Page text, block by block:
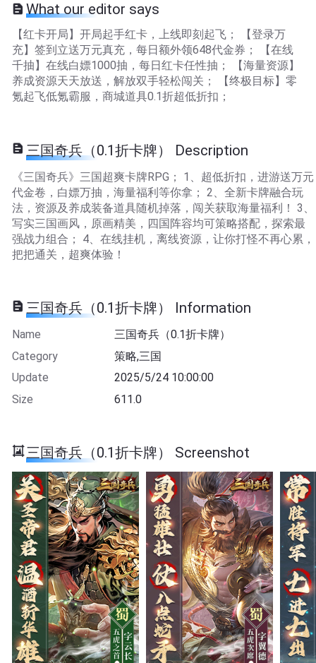
What our editor says
【红卡开局】开局起手红卡，上线即刻起飞； 【登录万
充】签到立送万元真充，每日额外领648代金券； 【在线
千抽】在线白嫖1000抽，每日红卡任性抽； 【海量资源】
养成资源天天放送，解放双手轻松闯关； 【终极目标】零
氪起飞低氪霸服，商城道具0.1折超低折扣；
三国奇兵（0.1折卡牌） Description
《三国奇兵》三国超爽卡牌RPG； 1、超低折扣，进游送万元
代金卷，白嫖万抽，海量福利等你拿； 2、全新卡牌融合玩
法，资源及养成装备道具随机掉落，闯关获取海量福利！ 3、
写实三国画风，原画精美，四国阵容均可策略搭配，探索最
强战力组合； 4、在线挂机，离线资源，让你打怪不再心累，
把把通关，超爽体验！
三国奇兵（0.1折卡牌） Information
Name
三国奇兵（0.1折卡牌）
Category
策略,三国
Update
2025/5/24 10:00:00
Size
611.0
三国奇兵（0.1折卡牌） Screenshot